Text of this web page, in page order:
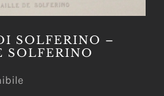
SOLFERINO –
SOLFERINO